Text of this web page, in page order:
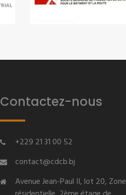
Contactez-nous
+229 21 31 00 52
contact@cdcb.bj
Avenue Jean-Paul II, lot 20, Zone